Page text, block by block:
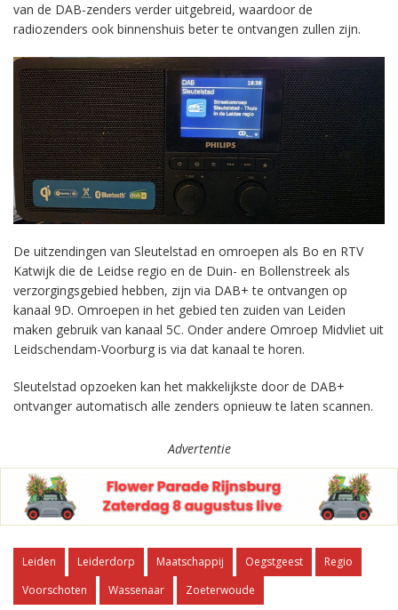
van de DAB-zenders verder uitgebreid, waardoor de
radiozenders ook binnenshuis beter te ontvangen zullen zijn.
De uitzendingen van Sleutelstad en omroepen als Bo en RTV
Katwijk die de Leidse regio en de Duin- en Bollenstreek als
verzorgingsgebied hebben, zijn via DAB+ te ontvangen op
kanaal 9D. Omroepen in het gebied ten zuiden van Leiden
maken gebruik van kanaal 5C. Onder andere Omroep Midvliet uit
Leidschendam-Voorburg is via dat kanaal te horen.
Sleutelstad opzoeken kan het makkelijkste door de DAB+
ontvanger automatisch alle zenders opnieuw te laten scannen.
Advertentie
Leiden Leiderdorp Maatschappij Oegstgeest
Regio
Voorschoten
Wassenaar Zoeterwoude